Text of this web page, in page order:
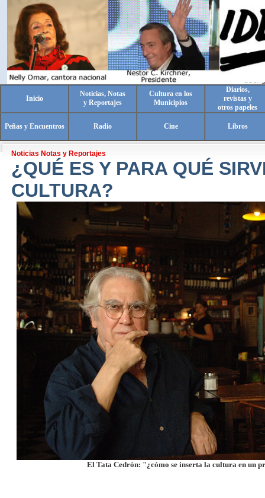
Inicio
Noticias, Notas
y Reportajes
Cultura en los
Municipios
Diarios,
revistas y
otros papeles
Peñas y Encuentros Radio Cine Libros
Noticias Notas y Reportajes
¿QUÉ ES Y PARA QUÉ
CULTURA?
El Tata Cedrón: "¿cómo se inserta la cultura en un